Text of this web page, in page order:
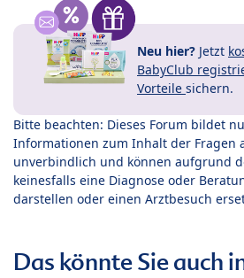
Neu hier? Jetzt
BabyClub
Vorteile sichern.
Bitte beachten: Dieses Forum bildet
Informationen zum Inhalt der Fragen
unverbindlich und können aufgrund
keinesfalls eine Diagnose oder
darstellen oder einen Arztbesuch
Das könnte Sie auch